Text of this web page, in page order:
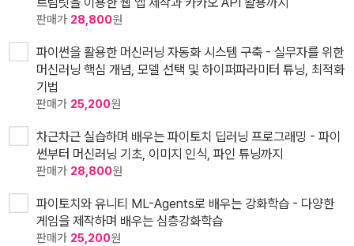
판매가 28,800원
파이썬을 활용한 머신러닝 자동화 시스템 구축 - 실무자를 위한
머신러닝 핵심 개념, 모델 선택 및 하이퍼파라미터 튜닝, 최적화
기법
판매가 25,200원
차근차근 실습하며 배우는 파이토치 딥러닝 프로그래밍 - 파이
썬부터 머신러닝 기초, 이미지 인식, 파인 튜닝까지
판매가 28,800원
파이토치와 유니티 ML-Agents로 배우는 강화학습 - 다양한
게임을 제작하며 배우는 심층강화학습
판매가 25,200원